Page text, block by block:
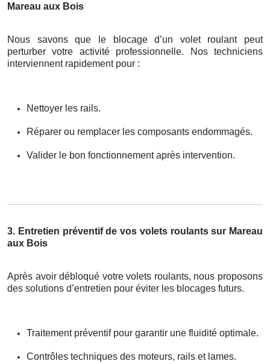
Mareau aux Bois
Nous savons que le blocage d’un volet roulant peut
perturber votre activité professionnelle. Nos techniciens
interviennent rapidement pour :
Nettoyer les rails.
Réparer ou remplacer les composants endommagés.
Valider le bon fonctionnement après intervention.
3. Entretien préventif de vos volets roulants sur Mareau
aux Bois
Après avoir débloqué votre volets roulants, nous proposons
des solutions d’entretien pour éviter les blocages futurs.
Traitement préventif pour garantir une fluidité optimale.
Contrôles techniques des moteurs, rails et lames.